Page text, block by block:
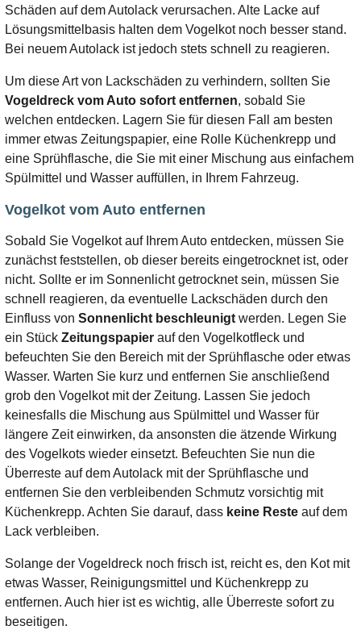
Schäden auf dem Autolack verursachen. Alte Lacke auf
Lösungsmittelbasis halten dem Vogelkot noch besser stand.
Bei neuem Autolack ist jedoch stets schnell zu reagieren.
Um diese Art von Lackschäden zu verhindern, sollten Sie
Vogeldreck vom Auto sofort entfernen, sobald Sie
welchen entdecken. Lagern Sie für diesen Fall am besten
immer etwas Zeitungspapier, eine Rolle Küchenkrepp und
eine Sprühflasche, die Sie mit einer Mischung aus einfachem
Spülmittel und Wasser auffüllen, in Ihrem Fahrzeug.
Vogelkot vom Auto entfernen
Sobald Sie Vogelkot auf Ihrem Auto entdecken, müssen Sie
zunächst feststellen, ob dieser bereits eingetrocknet ist, oder
nicht. Sollte er im Sonnenlicht getrocknet sein, müssen Sie
schnell reagieren, da eventuelle Lackschäden durch den
Einfluss vonSonnenlicht beschleunigt werden. Legen Sie
ein StückZeitungspapier auf den Vogelkotfleck und
befeuchten Sie den Bereich mit der Sprühflasche oder etwas
Wasser. Warten Sie kurz und entfernen Sie anschließend
grob den Vogelkot mit der Zeitung. Lassen Sie jedoch
keinesfalls die Mischung aus Spülmittel und Wasser für
längere Zeit einwirken, da ansonsten die ätzende Wirkung
des Vogelkots wieder einsetzt. Befeuchten Sie nun die
Überreste auf dem Autolack mit der Sprühflasche und
entfernen Sie den verbleibenden Schmutz vorsichtig mit
Küchenkrepp. Achten Sie darauf, dass keine Reste auf dem
Lack verbleiben.
Solange der Vogeldreck noch frisch ist, reicht es, den Kot mit
etwas Wasser, Reinigungsmittel und Küchenkrepp zu
entfernen. Auch hier ist es wichtig, alle Überreste sofort zu
beseitigen.